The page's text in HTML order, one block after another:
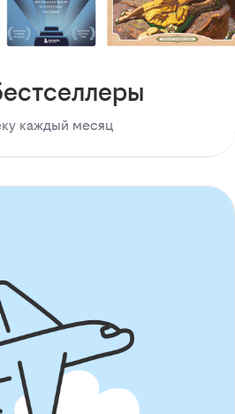
каждый месяц